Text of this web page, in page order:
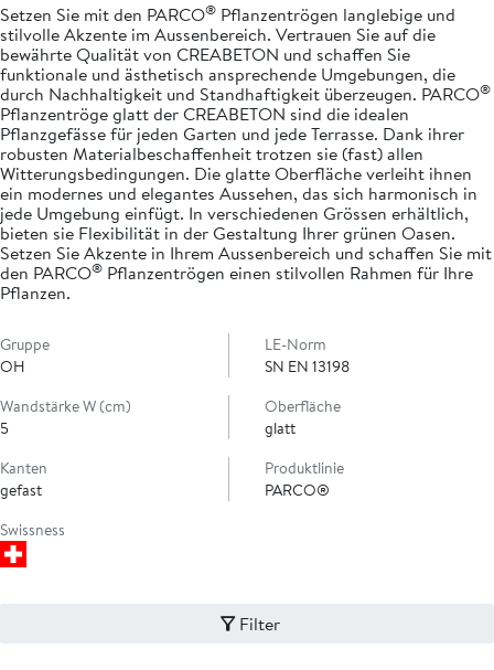
Setzen Sie mit den PARCO® Pflanzentrögen langlebige und
stilvolle Akzente im Aussenbereich. Vertrauen Sie auf die
bewährte Qualität von CREABETON und schaffen Sie
funktionale und ästhetisch ansprechende Umgebungen, die
durch Nachhaltigkeit und Standhaftigkeit überzeugen. PARCO®
Pflanzentröge glatt der CREABETON sind die idealen
Pflanzgefässe für jeden Garten und jede Terrasse. Dank ihrer
robusten Materialbeschaffenheit trotzen sie (fast) allen
Witterungsbedingungen. Die glatte Oberfläche verleiht ihnen
ein modernes und elegantes Aussehen, das sich harmonisch in
jede Umgebung einfügt. In verschiedenen Grössen erhältlich,
bieten sie Flexibilität in der Gestaltung Ihrer grünen Oasen.
Setzen Sie Akzente in Ihrem Aussenbereich und schaffen Sie mit
den PARCO® Pflanzentrögen einen stilvollen Rahmen für Ihre
Pflanzen.
Gruppe
OH
LE-Norm
SN EN 13198
Wandstärke W (cm)
5
Oberfläche
glatt
Kanten
gefast
Produktlinie
PARCO®
Swissness
Filter